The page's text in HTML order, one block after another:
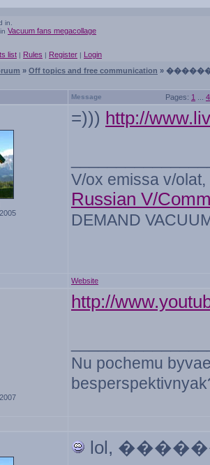
in.
Vacuum fans megacollage
list | Rules | Register | Login
» Off topics and free communication »
Message Pages: 1
=))) http://
V/ox emissa v/
Russian V/
DEMAND
Website
http://
Nu pochemu
lol,